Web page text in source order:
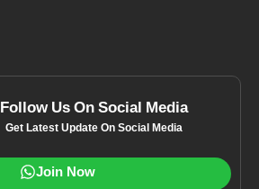
Follow Us On Social Media
Get Latest Update On Social Media
Join Now